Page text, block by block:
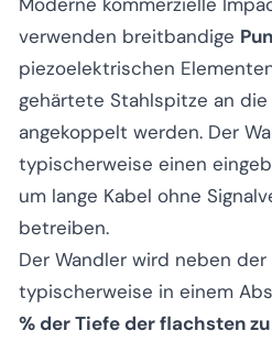
verwenden breitbandige
piezoelektrischen
gehärtete Stahlspitze an
angekoppelt werden. Der
typischerweise einen
um lange Kabel ohne
betreiben.
Der Wandler wird neben
typischerweise in einem
% der Tiefe der flachsten